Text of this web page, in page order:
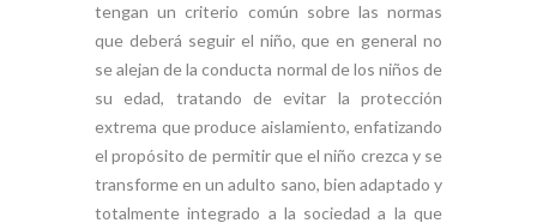
tengan un criterio común sobre las normas
que deberá seguir el niño, que en general no
se alejan de la conducta normal de los niños de
su edad, tratando de evitar la protección
extrema que produce aislamiento, enfatizando
el propósito de permitir que el niño crezca y se
transforme en un adulto sano, bien adaptado y
totalmente integrado a la sociedad a la que